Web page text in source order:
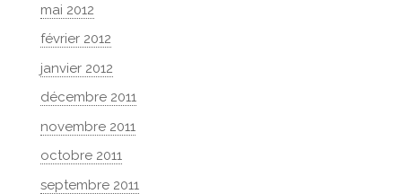
mai 2012
février 2012
janvier 2012
décembre 2011
novembre 2011
octobre 2011
septembre 2011